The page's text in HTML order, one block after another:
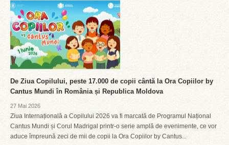
De Ziua Copilului, peste 17.000 de copii cântă la Ora Copiilor by
Cantus Mundi în România și Republica Moldova
27 Mai 2026
Ziua Internațională a Copilului 2026 va fi marcată de Programul Național
Cantus Mundi și Corul Madrigal printr-o serie amplă de evenimente, ce vor
aduce împreună zeci de mii de copii la Ora Copiilor by Cantus...